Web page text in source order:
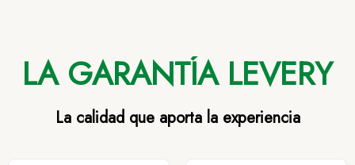
LA GARANTÍA LEVERY
La calidad que aporta la experiencia